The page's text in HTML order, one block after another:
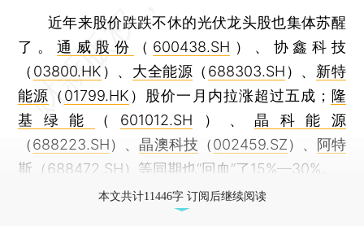
近年来股价跌跌不休的光伏龙头股也集体苏醒
了。 通威股份 （ 600438.SH ）、协鑫科技
（ 03800.HK ）、 大全能源 （ 688303.SH ）、 新特
能源 （ 01799.HK ）股价一月内拉涨超过五成； 隆
基绿能
（ 601012.SH ）、晶科能源
（688223.SH）、 晶澳科技 （002459.SZ）、
阿特
斯 （688472.SH）等同期也“回血”了15%—30%。
本文共计11446字 订阅后继续阅读